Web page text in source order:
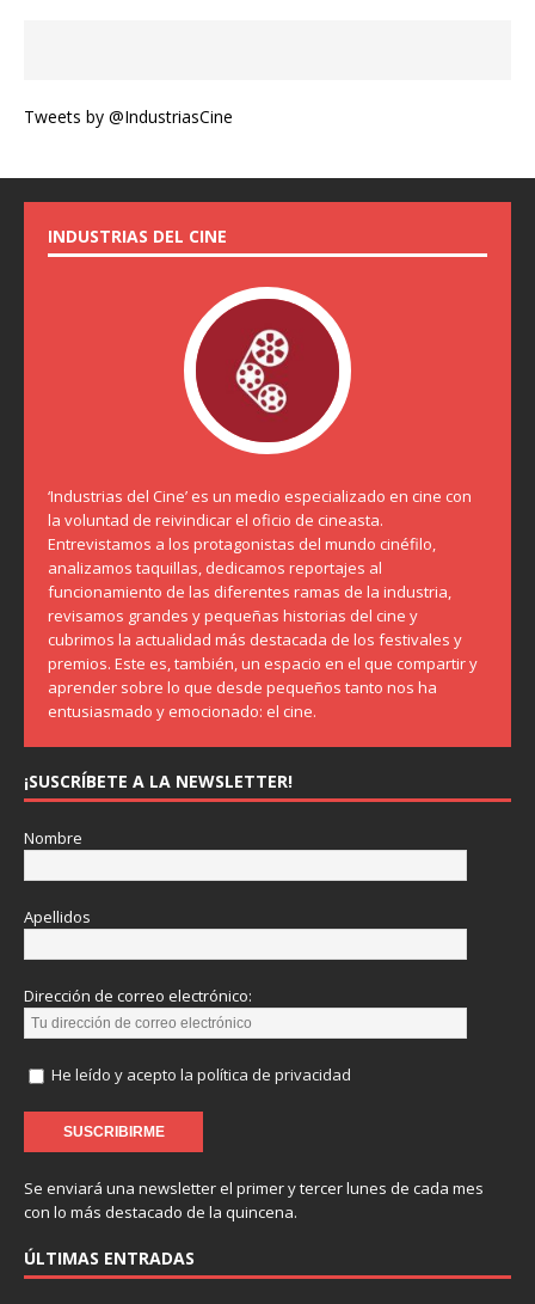
Tweets by @IndustriasCine
INDUSTRIAS DEL CINE
‘Industrias del Cine’ es un medio especializado en cine con
la voluntad de reivindicar el oficio de cineasta.
Entrevistamos a los protagonistas del mundo cinéfilo,
analizamos taquillas, dedicamos reportajes al
funcionamiento de las diferentes ramas de la industria,
revisamos grandes y pequeñas historias del cine y
cubrimos la actualidad más destacada de los festivales y
premios. Este es, también, un espacio en el que compartir y
aprender sobre lo que desde pequeños tanto nos ha
entusiasmado y emocionado: el cine.
¡SUSCRÍBETE A LA NEWSLETTER!
Nombre
Apellidos
Dirección de correo electrónico:
He leído y acepto la política de privacidad
Se enviará una newsletter el primer y tercer lunes de cada mes
con lo más destacado de la quincena.
ÚLTIMAS ENTRADAS